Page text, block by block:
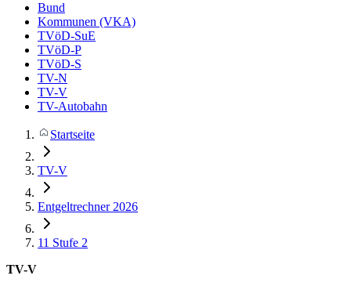
Bund
Kommunen (VKA)
TVöD-SuE
TVöD-P
TVöD-S
TV-N
TV-V
TV-Autobahn
Startseite
TV-V
Entgeltrechner 2026
11 Stufe 2
TV-V